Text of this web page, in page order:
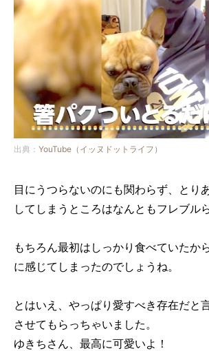
出典： YouTube（イッヌドットライフ）
目にうつらないのにも関わらず、とり
してしまうところはなんともフレブル
もちろん最初はしっかり食べていたか
に感じてしまったのでしょうね。
とはいえ、やっぱり愛すべき存在だと
させてもらっちゃいました。
ゆきちさん、最高に可愛いよ！